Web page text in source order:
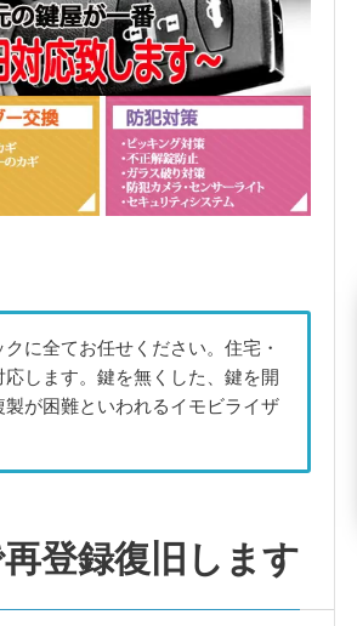
に全てお任せください。住宅・
します。鍵を無くした、鍵を開
が困難といわれるイモビライザ
登録復旧します